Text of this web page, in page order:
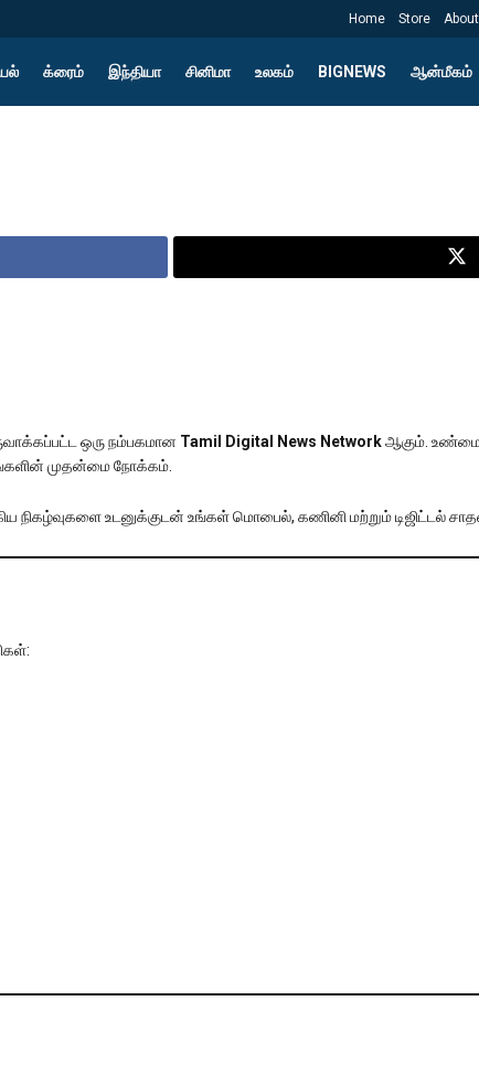
Home Store About
க்ரைம் இந்தியா சினிமா உலகம் BIGNEWS ஆன்மீகம்
ஒரு நம்பகமான Tamil Digital News Networkஆகும்.
முதன்மை நோக்கம்.
நிகழ்வுகளை உடனுக்குடன் உங்கள் மொபைல், கணினி மற்றும் டிஜிட்டல்